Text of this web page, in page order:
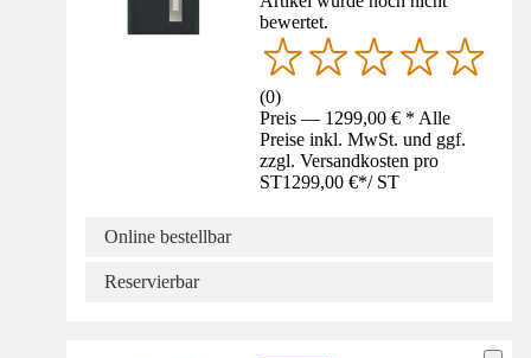
bewertet.
(0)
Preis — 1299,00 € * Alle
Preise inkl. MwSt. und ggf.
zzgl. Versandkosten pro
ST1299,00 €*/ ST
Online bestellbar
Reservierbar